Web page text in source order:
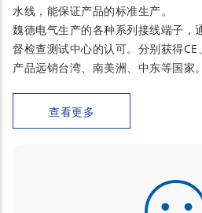
水线，能保证产品的标准生产。
魏德电气生产的各种系列接线端子，
督检查测试中心的认可。分别获得CE
产品远销台湾、南美洲、中东等国家
查看更多